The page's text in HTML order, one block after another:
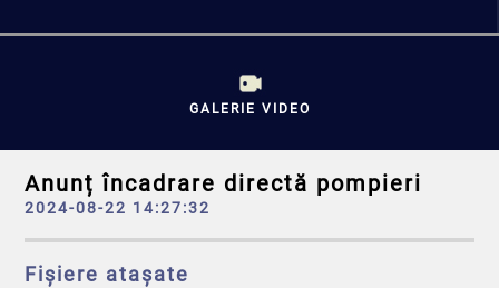
GALERIE VIDEO
Anunț încadrare directă pompieri
2024-08-22 14:27:32
Fișiere atașate